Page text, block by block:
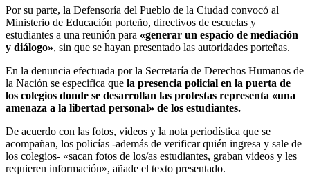
Por su parte, la Defensoría del Pueblo de la Ciudad convocó al
Ministerio de Educación porteño, directivos de escuelas y
estudiantes a una reunión para «generar un espacio de mediación
y diálogo», sin que se hayan presentado las autoridades porteñas.
En la denuncia efectuada por la Secretaría de Derechos Humanos de
la Nación se especifica que la presencia policial en la puerta de
los colegios donde se desarrollan las protestas representa «una
amenaza a la libertad personal» de los estudiantes.
De acuerdo con las fotos, videos y la nota periodística que se
acompañan, los policías -además de verificar quién ingresa y sale de
los colegios- «sacan fotos de los/as estudiantes, graban videos y les
requieren información», añade el texto presentado.